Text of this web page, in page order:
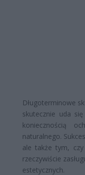
Długoterminowe
skutecznie uda
koniecznością
naturalnego.
ale także tym,
rzeczywiście
estetycznych.